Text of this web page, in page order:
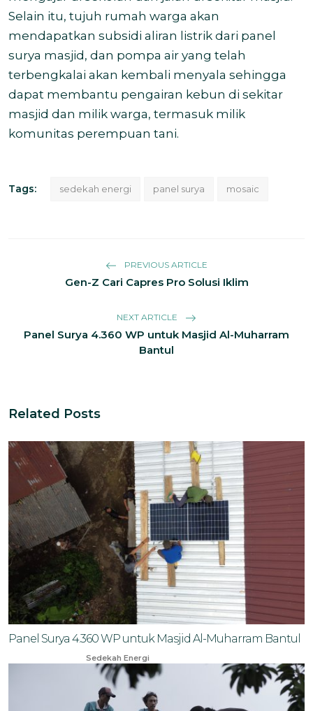
Selain itu, tujuh rumah warga akan
mendapatkan subsidi aliran listrik dari panel
surya masjid, dan pompa air yang telah
terbengkalai akan kembali menyala sehingga
dapat membantu pengairan kebun di sekitar
masjid dan milik warga, termasuk milik
komunitas perempuan tani.
Tags: sedekah energi panel surya mosaic
PREVIOUS ARTICLE
Gen-Z Cari Capres Pro Solusi Iklim
NEXT ARTICLE
Panel Surya 4.360 WP untuk Masjid Al-Muharram
Bantul
Related Posts
Panel Surya 4.360 WP untuk Masjid Al-Muharram Bantul
Sedekah Energi